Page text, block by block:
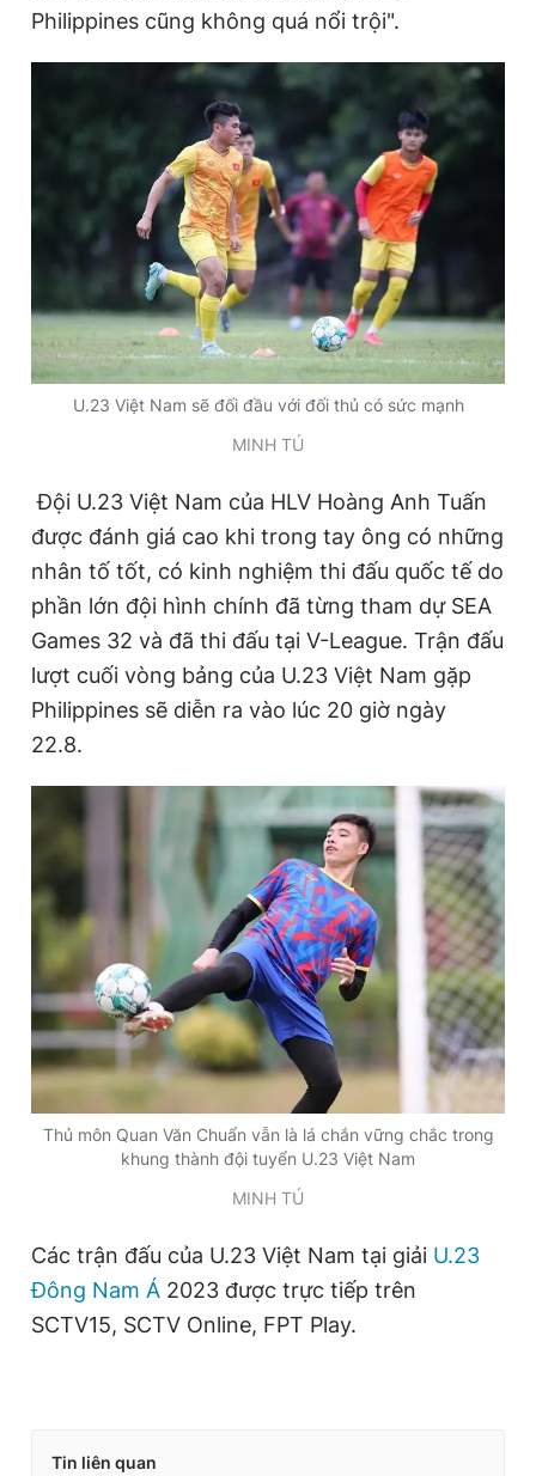
Philippines cũng không quá nổi trội".
U.23 Việt Nam sẽ đối đầu với đối thủ có sức mạnh
MINH TÚ
Đội U.23 Việt Nam của HLV Hoàng Anh Tuấn
được đánh giá cao khi trong tay ông có những
nhân tố tốt, có kinh nghiệm thi đấu quốc tế do
phần lớn đội hình chính đã từng tham dự SEA
Games 32 và đã thi đấu tại V-League. Trận đấu
lượt cuối vòng bảng của U.23 Việt Nam gặp
Philippines sẽ diễn ra vào lúc 20 giờ ngày
22.8.
Thủ môn Quan Văn Chuẩn vẫn là lá chắn vững chắc trong
khung thành đội tuyển U.23 Việt Nam
MINH TÚ
Các trận đấu của U.23 Việt Nam tại giải U.23
Đông Nam Á 2023 được trực tiếp trên
SCTV15, SCTV Online, FPT Play.
Tin liên quan